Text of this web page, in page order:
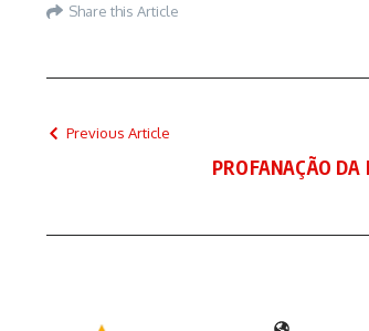
Share this Article
Previous Article
PROFANAÇÃO